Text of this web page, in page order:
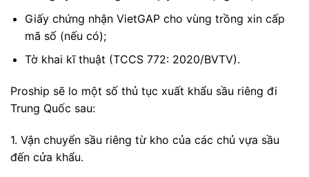
Giấy chứng nhận VietGAP cho vùng trồng xin cấp
mã số (nếu có);
Tờ khai kĩ thuật (TCCS 772: 2020/BVTV).
Proship sẽ lo một số thủ tục xuất khẩu sầu riêng đi
Trung Quốc sau:
1. Vận chuyển sầu riêng từ kho của các chủ vựa sầu
đến cửa khẩu.